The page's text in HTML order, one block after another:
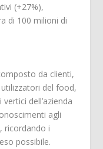
(+27%),
di 100 milioni di
da clienti,
del food,
dell’azienda
agli
ricordando i
possibile.